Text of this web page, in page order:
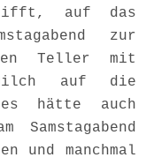
auf das
gabend zur
Teller mit
auf die
hätte auch
und manchmal